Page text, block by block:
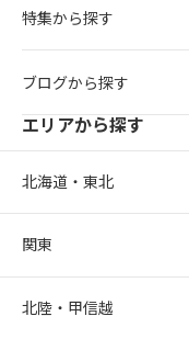
特集から探す
ブログから探す
エリアから探す
北海道・東北
関東
北陸・甲信越